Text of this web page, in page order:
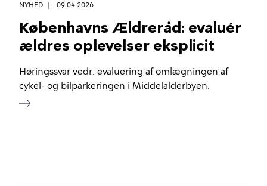
NYHED 09.04.2026
Københavns Ældreråd: evaluér
ældres oplevelser eksplicit
Høringssvar vedr. evaluering af omlægningen af
cykel- og bilparkeringen i Middelalderbyen.